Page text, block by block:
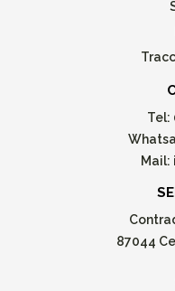
Tel:
Mail:
87044